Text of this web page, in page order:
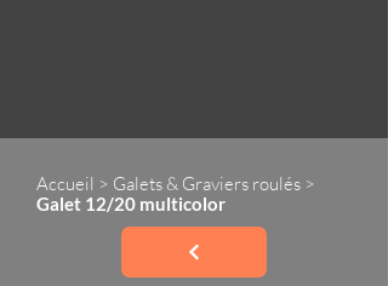
Accueil > Galets & Graviers roulés >
Galet 12/20 multicolor